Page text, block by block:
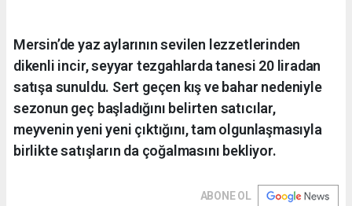
Mersin’de yaz aylarının sevilen lezzetlerinden
dikenli incir, seyyar tezgahlarda tanesi 20 liradan
satışa sunuldu. Sert geçen kış ve bahar nedeniyle
sezonun geç başladığını belirten satıcılar,
meyvenin yeni yeni çıktığını, tam olgunlaşmasıyla
birlikte satışların da çoğalmasını bekliyor.
ABONE OL